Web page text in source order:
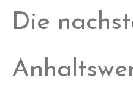
Die